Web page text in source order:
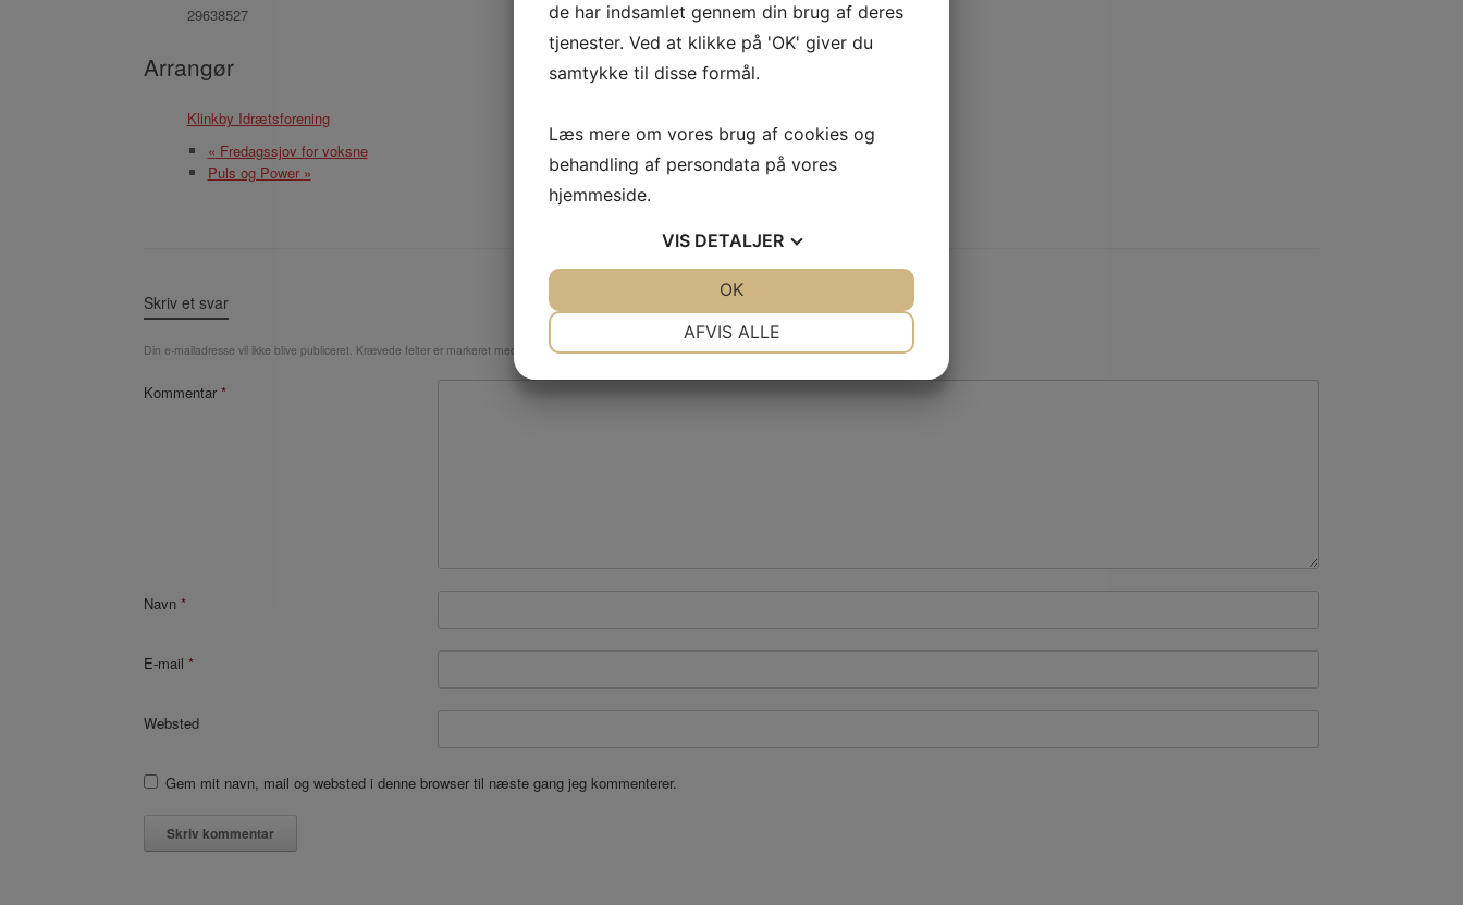
29638527
Arrangør
Klinkby Idrætsforening
« Fredagssjov for voksne
Puls og Power »
Skriv et svar
Din e-mailadresse vil ikke blive publiceret. Krævede felter er markeret med
Kommentar *
Navn *
E-mail *
Websted
Gem mit navn, mail og websted i denne browser til næste gang jeg kommenterer.
de har indsamlet gennem din brug af deres
tjenester. Ved at klikke på 'OK' giver du
samtykke til disse formål.
Læs mere om vores brug af cookies og
behandling af persondata på vores
hjemmeside.
VIS DETALJER
AFVIS ALLE
OK